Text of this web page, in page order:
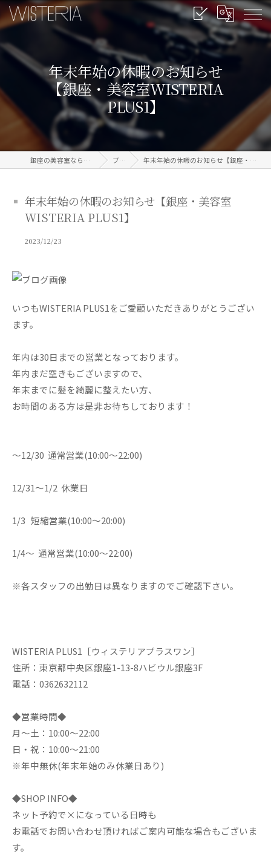
年末年始の休暇のお知らせ
【銀座・美容室WISTERIA
PLUS1】
銀座の美容室なら信頼のWISTERIA ブログ 年末年始の休暇のお知らせ【銀座・美容室WISTERIA PLUS1】
年末年始の休暇のお知らせ【銀座・美容室
WISTERIA PLUS1】
2023/12/23
いつもWISTERIA PLUS1をご愛顧いただきありがとうござい
ます。
年内は30日までの営業となっております。
年内まだ空きもございますので、
年末までに髪を綺麗に整えたい方、
お時間のある方は是非お待ちしております！
～12/30 通常営業(10:00～22:00)
12/31～1/2 休業日
1/3 短縮営業(10:00～20:00)
1/4～ 通常営業(10:00～22:00)
※各スタッフの出勤日は異なりますのでご確認下さい。
WISTERIA PLUS1［ウィステリアプラスワン］
住所：東京都中央区銀座1-13-8ハビウル銀座3F
電話：0362632112
◆営業時間◆
月～土：10:00～22:00
日・祝：10:00～21:00
※年中無休(年末年始のみ休業日あり)
◆SHOP INFO◆
ネット予約で×になっている日時も
お電話でお問い合わせ頂ければご案内可能な場合もございま
す。